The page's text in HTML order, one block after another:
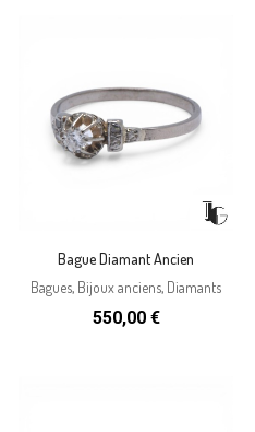
Bague Diamant Ancien
Bagues, Bijoux anciens, Diamants
550,00 €